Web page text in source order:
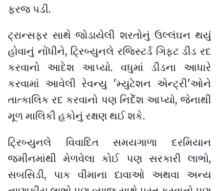
ફરજ પડી.
ટ્રાન્સફર સાથે જોડાયેલી શરતોનું ઉલ્લંઘન થયું
હોવાનું નોંધીને, ટ્રિબ્યુનલે રજિસ્ટર્ડ ગિફ્ટ ડીડ રદ
કરવાનો આદેશ આપ્યો. વધુમાં ડીડના આધારે
કરવામાં આવેલી રેવન્યુ 'મ્યુટેશન એન્ટ્રી'ઓને
તાત્કાલિક રદ કરવાનો પણ નિર્દેશ આપ્યો, જેનાથી
મૂળ માલિકી હકોનું રક્ષણ થઈ શકે.
ટ્રિબ્યુનલે વિવાદિત સમયગાળા દરમિયાન
જમીનમાંથી મેળવેલા કોઈ પણ સરકારી લાભો,
સબસિડી, પાક વીમાના દાવાઓ અથવા અન્ય